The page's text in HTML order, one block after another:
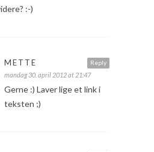
:-)
Reply
METTE
mandag 30. april 2012 at 21:47
Gerne :) Laver lige et link i
teksten ;)